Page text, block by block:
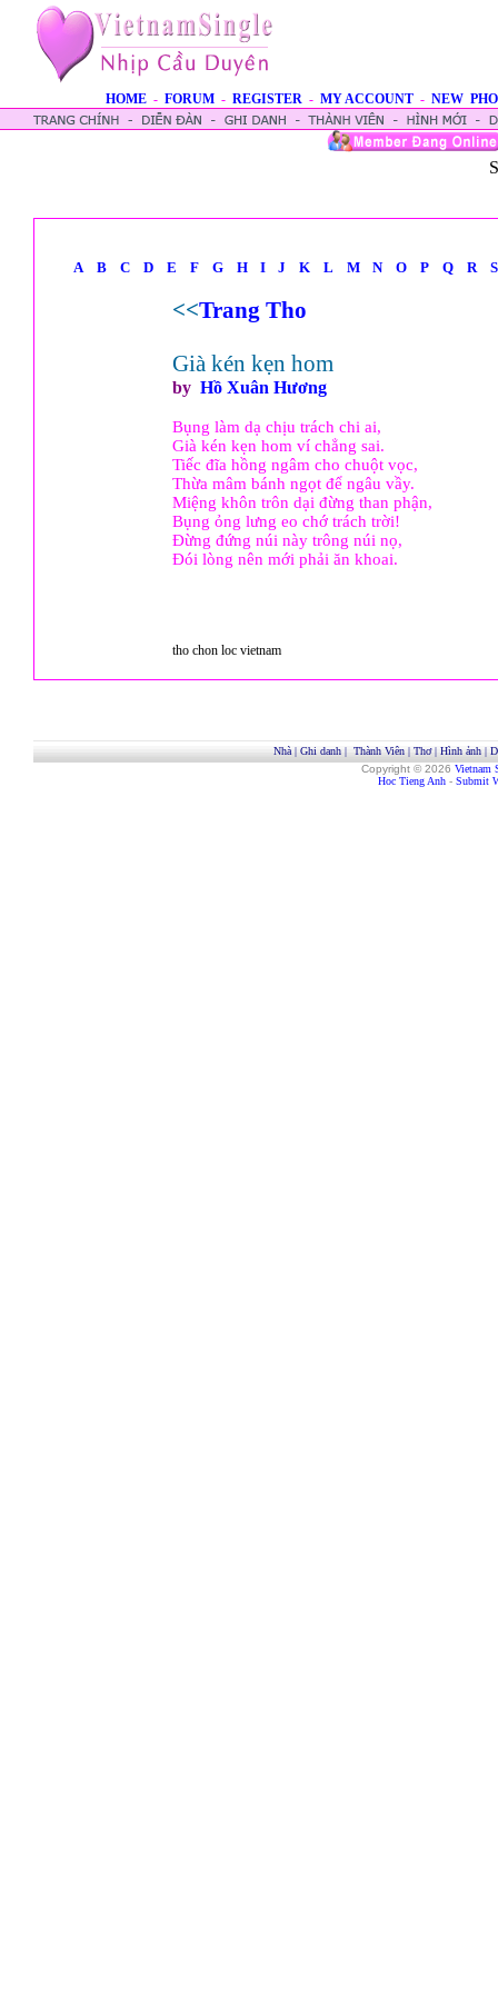
HOME - FORUM - REGISTER - MY ACCOUNT - NEW
A B C D E F G H I J K L M N O P Q R S
<<Trang Tho
Già kén kẹn hom
by Hồ Xuân Hương
Bụng làm dạ chịu trách chi ai,
Già kén kẹn hom ví chẳng sai.
Tiếc đĩa hồng ngâm cho chuột vọc,
Thừa mâm bánh ngọt để ngâu vầy.
Miệng khôn trôn dại đừng than phận,
Bụng ỏng lưng eo chớ trách trời!
Đừng đứng núi này trông núi nọ,
Đói lòng nên mới phải ăn khoai.
tho chon loc vietnam
Nhà| Ghi danh| Thành Viên| Thơ| Hình ảnh|
Copyright © 2026 Vietnam
Hoc Tieng Anh - Submit